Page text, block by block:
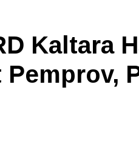
Kaltara
Pemprov,